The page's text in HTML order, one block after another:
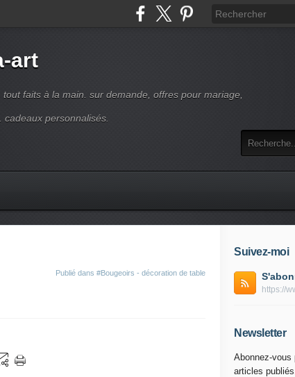
art
faits à la main. sur demande, offres pour mariage,
personnalisés.
Publié dans #Bougeoirs - décoration de table
Suivez-moi
https://
Newsletter
Abonnez-vous
articles